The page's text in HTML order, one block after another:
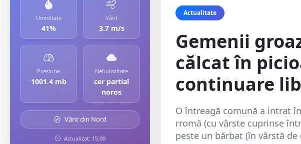
Umiditate
41%
Vânt
3.7 m/s
Presiune
1001.4 mb
Nebulozitate
cer partial
noros
Vânt din Nord
Actualizat: 15:00
Actualitate
Gemenii
călcat în
continuare
O întreagă comună a intrat
rromă (cu vârste cuprinse
peste un bărbat (în vârstă de